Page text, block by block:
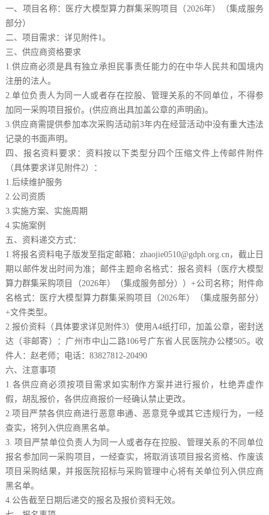
一、项目名称：医疗大模型算力群集采购项目（2026年）（集成服务
部分）
二、项目需求：详见附件1。
三、供应商资格要求
1.供应商必须是具有独立承担民事责任能力的在中华人民共和国境内
注册的法人。
2.单位负责人为同一人或者存在控股、管理关系的不同单位，不得参
加同一采购项目报价。(供应商出具加盖公章的声明函)。
3.供应商需提供参加本次采购活动前3年内在经营活动中没有重大违法
记录的书面声明。
四、报名资料要求：资料按以下类型分四个压缩文件上传邮件附件
（具体要求详见附件2）：
1.后续维护服务
2.公司资质
3.实施方案、实施周期
4.实施案例
五、资料递交方式：
1.将报名资料电子版发至指定邮箱：zhaojie0510@gdph.org.cn，截止日
期以邮件发出时间为准；邮件主题命名格式：报名资料（医疗大模型
算力群集采购项目（2026年）（集成服务部分））+公司名称；附件命
名格式：医疗大模型算力群集采购项目（2026年）（集成服务部分）
+文件类型。
2.报价资料（具体要求详见附件3）使用A4纸打印，加盖公章，密封送
达（非邮寄）：广州市中山二路106号广东省人民医院办公楼505。收
件人：赵老师；电话：83827812-20490
六、注意事项
1.各供应商必须按项目需求如实制作方案并进行报价，杜绝弄虚作
假，胡乱报价，各供应商报价一经确认禁止更改。
2.项目严禁各供应商进行恶意串通、恶意竞争或其它违规行为，一经
查实，将列入供应商黑名单。
3. 项目严禁单位负责人为同一人或者存在控股、管理关系的不同单位
报名参加同一采购项目，一经查实，将取消该项目报名资格、作废该
项目采购结果，并报医院招标与采购管理中心将有关单位列入供应商
黑名单。
4.公告截至日期后递交的报名及报价资料无效。